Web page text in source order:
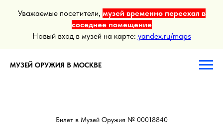
Уважаемые посетители, музей временно переехал в
соседнее помещение
Новый вход в музей на карте: yandex.ru/maps
МУЗЕЙ ОРУЖИЯ В МОСКВЕ
Билет в Музей Оружия № 00018840